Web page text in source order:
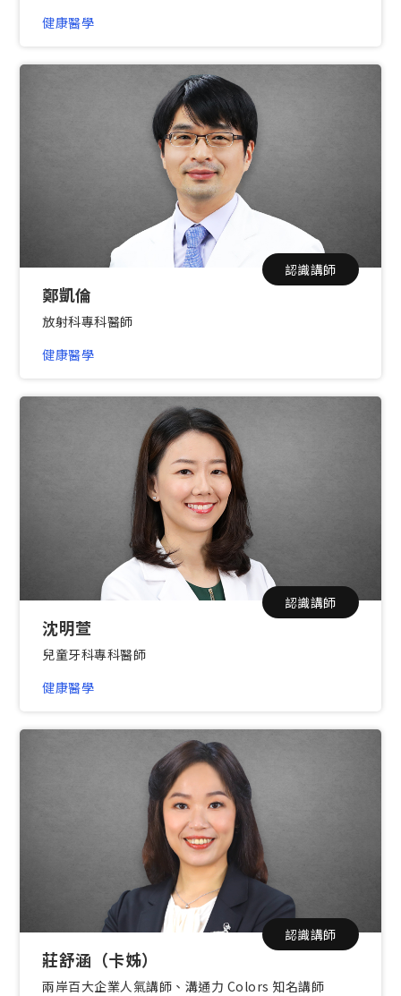
健康醫學
認識講師
鄭凱倫
放射科專科醫師
健康醫學
認識講師
沈明萱
兒童牙科專科醫師
健康醫學
認識講師
莊舒涵（卡姊）
兩岸百大企業人氣講師、溝通力 Colors 知名講師